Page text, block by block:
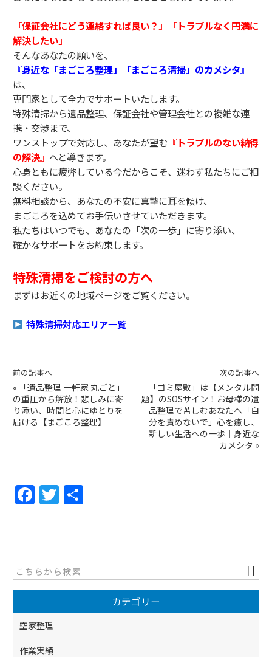
「保証会社にどう連絡すれば良い？」「トラブルなく円満に
解決したい」
そんなあなたの願いを、
『身近な「まごころ整理」「まごころ清掃」のカメシタ』
は、
専門家として全力でサポートいたします。
特殊清掃から遺品整理、保証会社や管理会社との複雑な連
携・交渉まで、
ワンストップで対応し、あなたが望む 『トラブルのない納得
の解決』 へと導きます。
心身ともに疲弊している今だからこそ、迷わず私たちにご相
談ください。
無料相談から、あなたの不安に真摯に耳を傾け、
まごころを込めてお手伝いさせていただきます。
私たちはいつでも、あなたの「次の一歩」に寄り添い、
確かなサポートをお約束します。
特殊清掃をご検討の方へ
まずはお近くの地域ページをご覧ください。
特殊清掃対応エリア一覧
前の記事へ
«
「遺品整理 一軒家 丸ごと」
の重圧から解放！悲しみに寄
り添い、時間と心にゆとりを
届ける【まごころ整理】
次の記事へ
「ゴミ屋敷」は【メンタル問
題】のSOSサイン！お母様の遺
品整理で苦しむあなたへ「自
分を責めないで」心を癒し、
新しい生活への一歩｜身近な
カメシタ »
F
e
b
o
o
k
T
er
カテゴリー
空家整理
作業実績